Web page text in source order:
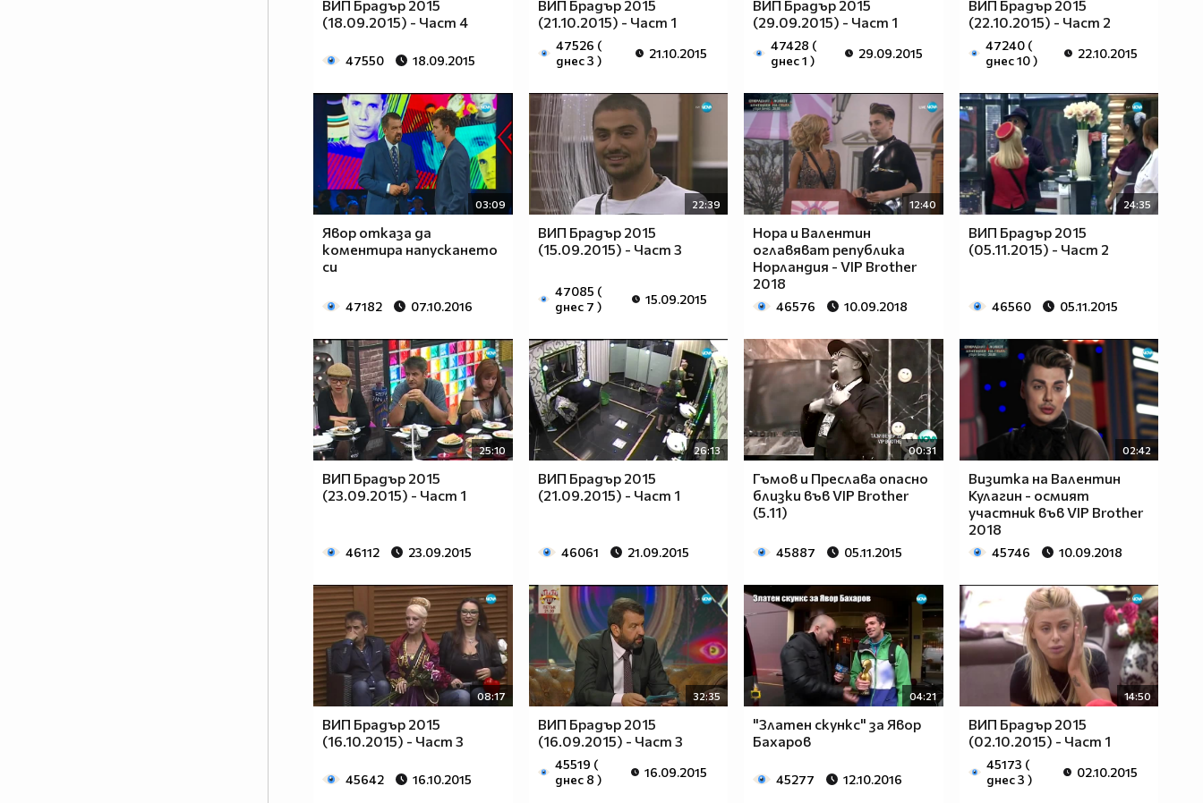
ВИП Брадър 2015
(18.09.2015) - Част 4
47550 18.09.2015
ВИП Брадър 2015
(21.10.2015) - Част 1
47526 (
днес 3 )
21.10.2015
ВИП Брадър 2015
(29.09.2015) - Част 1
47428 (
днес 1 )
29.09.2015
ВИП Брадър 2015
(22.10.2015) - Част 2
47240 (
днес 10 )
22.10.2015
03:09
Явор отказа да
коментира напускането
си
47182 07.10.2016
22:39
ВИП Брадър 2015
(15.09.2015) - Част 3
47085 (
днес 7 )
15.09.2015
12:40
Нора и Валентин
оглавяват република
Норландия - VIP Brother
2018
46576 10.09.2018
24:35
ВИП Брадър 2015
(05.11.2015) - Част 2
46560 05.11.2015
25:10
ВИП Брадър 2015
(23.09.2015) - Част 1
46112 23.09.2015
26:13
ВИП Брадър 2015
(21.09.2015) - Част 1
46061 21.09.2015
00:31
Гъмов и Преслава опасно
близки във VIP Brother
(5.11)
45887 05.11.2015
02:42
Визитка на Валентин
Кулагин - осмият
участник във VIP Brother
2018
45746 10.09.2018
08:17
ВИП Брадър 2015
(16.10.2015) - Част 3
45642 16.10.2015
32:35
ВИП Брадър 2015
(16.09.2015) - Част 3
45519 (
днес 8 )
16.09.2015
04:21
"Златен скункс" за Явор
Бахаров
45277 12.10.2016
14:50
ВИП Брадър 2015
(02.10.2015) - Част 1
45173 (
днес 3 )
02.10.2015